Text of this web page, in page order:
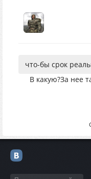
что-бы срок
В какую?За нее